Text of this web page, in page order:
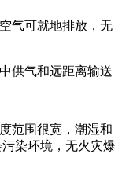
气可就地排放，无
供气和远距离输送
范围很宽，潮湿和
染环境，无火灾爆